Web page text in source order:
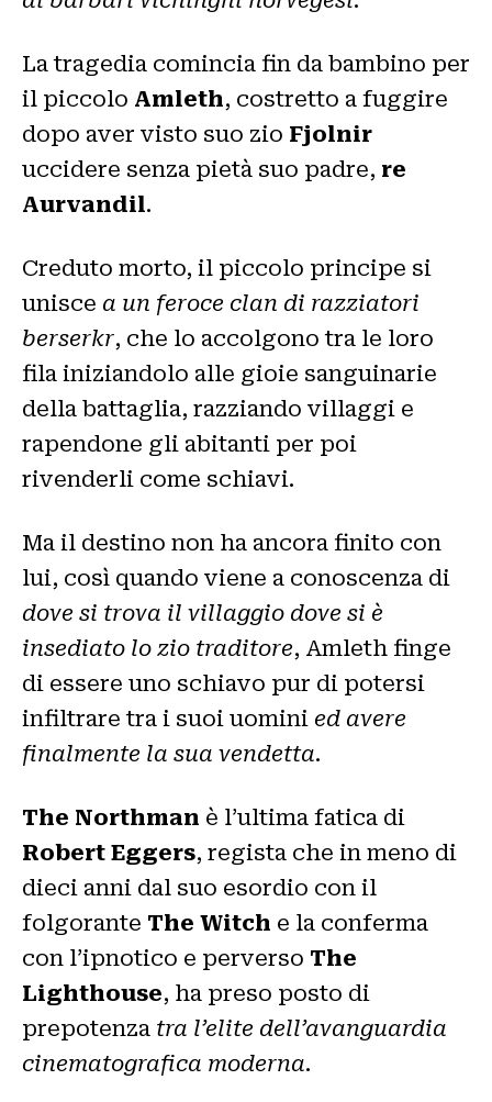
La tragedia comincia fin da bambino per
il piccolo Amleth, costretto a fuggire
dopo aver visto suo zio Fjolnir
uccidere senza pietà suo padre, re
Aurvandil.
Creduto morto, il piccolo principe si
unisce a un feroce clan di razziatori
berserkr, che lo accolgono tra le loro
fila iniziandolo alle gioie sanguinarie
della battaglia, razziando villaggi e
rapendone gli abitanti per poi
rivenderli come schiavi.
Ma il destino non ha ancora finito con
lui, così quando viene a conoscenza di
dove si trova il villaggio dove si è
insediato lo zio traditore, Amleth finge
di essere uno schiavo pur di potersi
infiltrare tra i suoi uomini ed avere
finalmente la sua vendetta.
The Northman è l’ultima fatica di
Robert Eggers, regista che in meno di
dieci anni dal suo esordio con il
folgorante The Witch e la conferma
con l’ipnotico e perverso The
Lighthouse, ha preso posto di
prepotenza tra l’elite dell’avanguardia
cinematografica moderna.